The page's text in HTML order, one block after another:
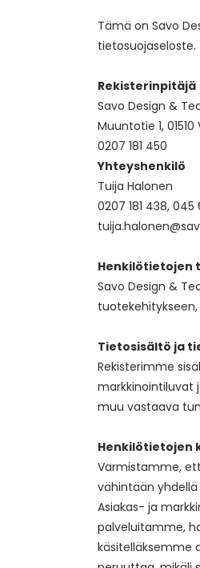
Tämä on Savo
tietosuojaseloste.
Rekisterinpitäjä
Savo Design &
Muuntotie 1,
0207 181 450
Yhteyshenkilö
Tuija Halonen
0207 181 438,
Henkilötietojen
Savo Design &
Tietosisältö ja
Rekisterimme
markkinointiluvat
muu vastaava
Henkilötietojen
Varmistamme,
vähintään
Asiakas- ja
palveluitamme,
käsitelläksemme